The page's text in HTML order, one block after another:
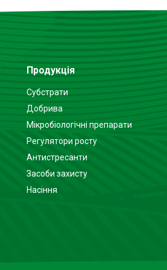
Продукція
Субстрати
Добрива
Мікробіологічні препарати
Регулятори росту
Антистресанти
Засоби захисту
Насіння